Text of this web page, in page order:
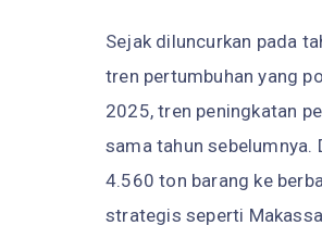
Sejak diluncurkan pada
tren pertumbuhan yang
2025, tren peningkatan
sama tahun
4.560 ton barang ke
strategis seperti